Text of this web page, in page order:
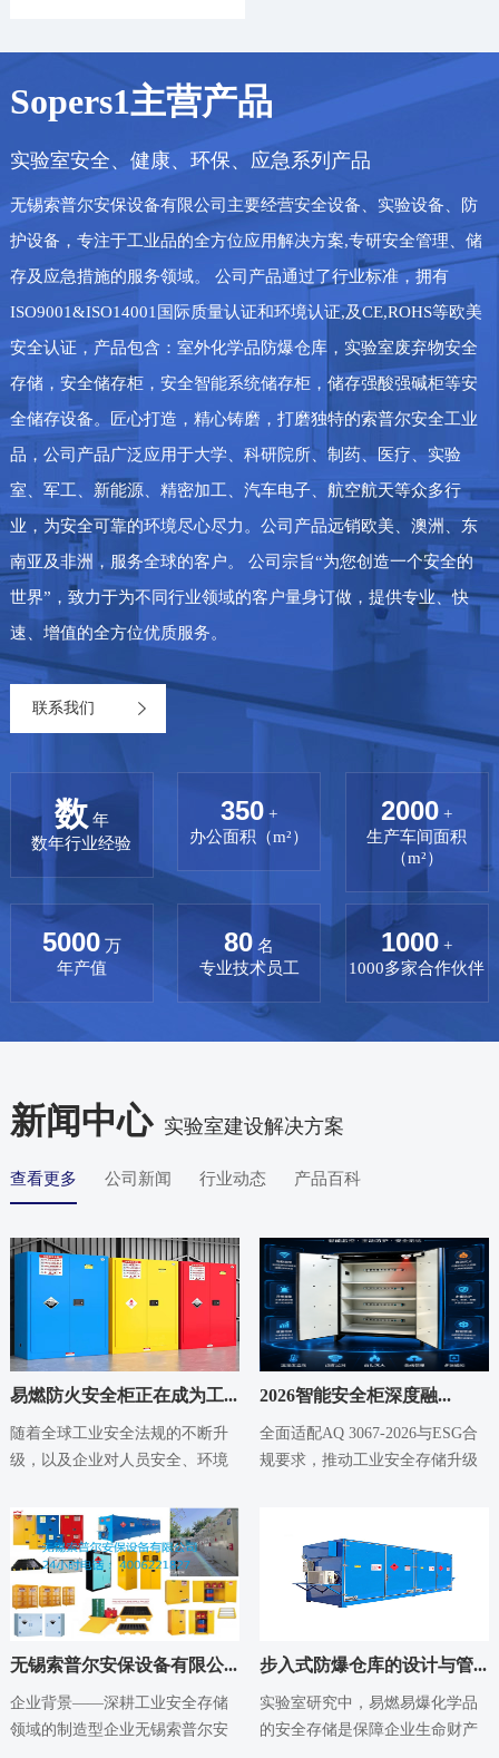
Sopers1主营产品
实验室安全、健康、环保、应急系列产品
无锡索普尔安保设备有限公司主要经营安全设备、实验设备、防
护设备，专注于工业品的全方位应用解决方案,专研安全管理、储
存及应急措施的服务领域。 公司产品通过了行业标准，拥有
ISO9001&ISO14001国际质量认证和环境认证,及CE,ROHS等欧美
安全认证，产品包含：室外化学品防爆仓库，实验室废弃物安全
存储，安全储存柜，安全智能系统储存柜，储存强酸强碱柜等安
全储存设备。匠心打造，精心铸磨，打磨独特的索普尔安全工业
品，公司产品广泛应用于大学、科研院所、制药、医疗、实验
室、军工、新能源、精密加工、汽车电子、航空航天等众多行
业，为安全可靠的环境尽心尽力。公司产品远销欧美、澳洲、东
南亚及非洲，服务全球的客户。 公司宗旨“为您创造一个安全的
世界”，致力于为不同行业领域的客户量身订做，提供专业、快
速、增值的全方位优质服务。
联系我们
数 年
数年行业经验
350 +
办公面积（m²）
2000 +
生产车间面积
（m²）
5000万
年产值
80 名
专业技术员工
1000 +
1000多家合作伙伴
新闻中心实验室建设解决方案
查看更多 公司新闻 行业动态 产品百科
易燃防火安全柜正在成为工...
2026-05-18
随着全球工业安全法规的不断升
级，以及企业对人员安全、环境
高，易燃防火安全柜...
2026智能安全柜深度融...
2026-05-14
全面适配AQ 3067-2026与ESG合
规要求，推动工业安全存储升级
无锡索普尔安保设备有限公...
2026-05-14
企业背景——深耕工业安全存储
领域的制造型企业无锡索普尔安
步入式防爆仓库的设计与管...
2026-05-14
实验室研究中，易燃易爆化学品
的安全存储是保障企业生命财产